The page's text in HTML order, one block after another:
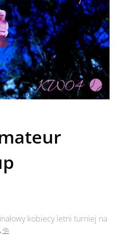
kobiecy letni turniej na